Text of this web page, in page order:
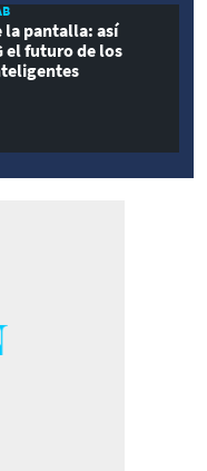
la pantalla: así
el futuro de los